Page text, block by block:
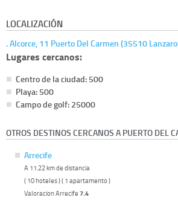
LOCALIZACIÓN
. Alcorce, 11 Puerto Del Carmen (35510
Lugares cercanos:
Centro de la ciudad: 500
Playa: 500
Campo de golf: 25000
OTROS DESTINOS CERCANOS A PUERTO DEL
Arrecife
A 11.22 km de distancia
( 10 hoteles ) ( 1 apartamento )
Valoracion Arrecife 7.4